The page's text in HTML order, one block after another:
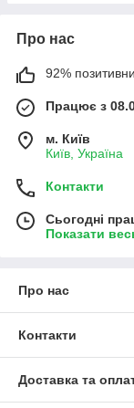
Про нас
92%
Працює з
м. Київ
Київ, Україна
Контакти
Сьогодні
Показати
Про нас
Контакти
Доставка та